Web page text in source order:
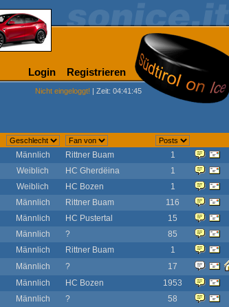
Login Registrieren
Nicht eingeloggt! | Zeit: 04:41:45
Männlich Rittner Buam
1
Weiblich HC Gherdëina
1
Weiblich HC Bozen
1
Männlich Rittner Buam
116
Männlich HC Pustertal
15
Männlich ?
85
Männlich Rittner Buam
1
Männlich ?
17
Männlich HC Bozen
1953
Männlich ?
58